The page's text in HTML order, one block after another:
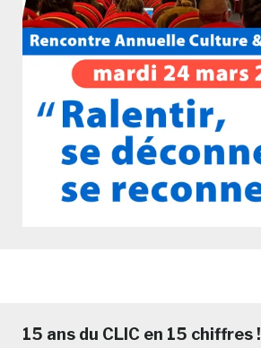
15 ans du CLIC en 15 chiffres !